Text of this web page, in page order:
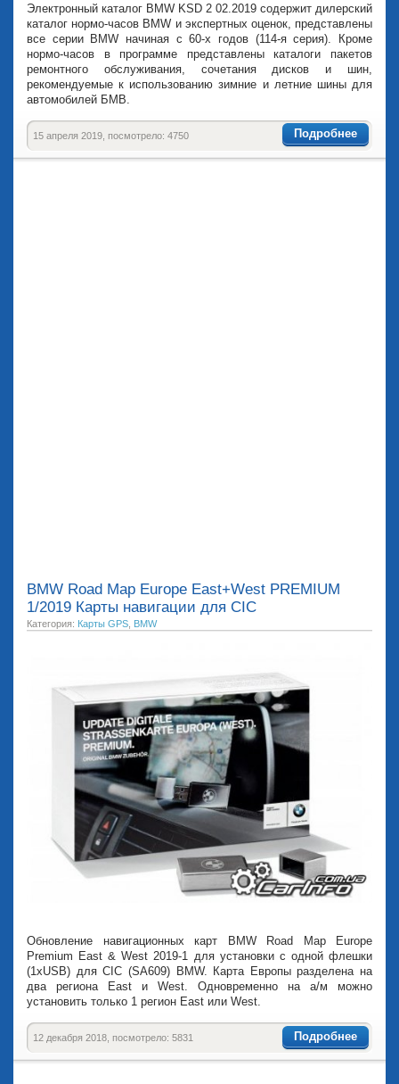
Электронный каталог BMW KSD 2 02.2019 содержит дилерский
каталог нормо-часов BMW и экспертных оценок, представлены
все серии BMW начиная с 60-х годов (114-я серия). Кроме
нормо-часов в программе представлены каталоги пакетов
ремонтного обслуживания, сочетания дисков и шин,
рекомендуемые к использованию зимние и летние шины для
автомобилей БМВ.
Подробнее
15 апреля 2019, посмотрело: 4750
BMW Road Map Europe East+West PREMIUM
1/2019 Карты навигации для CIC
Категория: Карты GPS BMW
Обновление навигационных карт BMW Road Map Europe
Premium East & West 2019-1 для установки с одной флешки
(1xUSB) для CIC (SA609) BMW. Карта Европы разделена на
два региона East и West. Одновременно на а/м можно
установить только 1 регион East или West.
Подробнее
12 декабря 2018, посмотрело: 5831